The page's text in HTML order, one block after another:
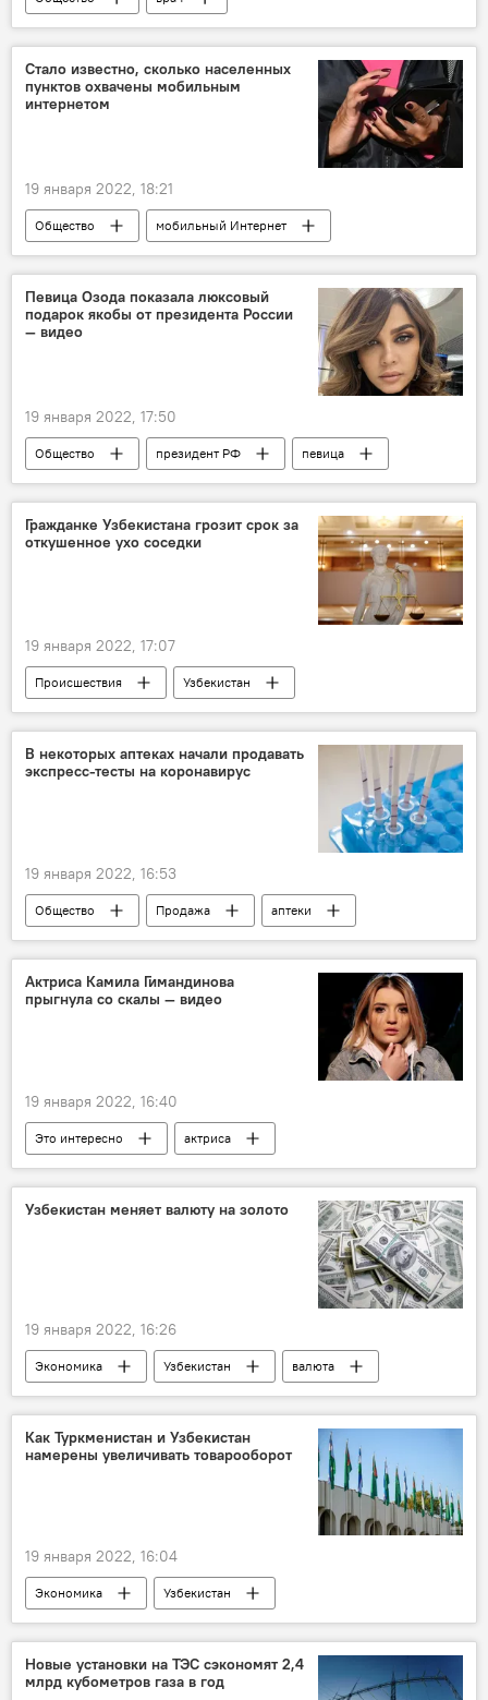
Коронавирус COVID-19
Стало известно, сколько населенных
пунктов охвачены мобильным
интернетом
19 января 2022, 18:21
Общество мобильный Интернет
Певица Озода показала люксовый
подарок якобы от президента России
— видео
19 января 2022, 17:50
Общество президент РФ
певица
подарок
Гражданке Узбекистана грозит срок за
откушенное ухо соседки
19 января 2022, 17:07
Происшествия
Узбекистан
хулиганство
В некоторых аптеках начали продавать
экспресс-тесты на коронавирус
19 января 2022, 16:53
Общество Продажа
аптеки
Коронавирус COVID-19
Актриса Камила Гимандинова
прыгнула со скалы — видео
19 января 2022, 16:40
Это интересно актриса
Узбекистан меняет валюту на золото
19 января 2022, 16:26
Экономика Узбекистан
валюта
ЦБ
золото
золотовалютный резерв
Как Туркменистан и Узбекистан
намерены увеличивать товарооборот
19 января 2022, 16:04
Экономика
Узбекистан
Туркменистан
Новые установки на ТЭС сэкономят 2,4
млрд кубометров газа в год